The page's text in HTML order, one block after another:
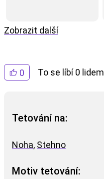
0 To se líbí 0 lidem
Tetování na:
Noha, Stehno
Motiv tetování:
Zobrazit další